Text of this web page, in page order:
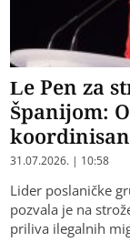
Le Pen za
Španijom:
31.07.2026. | 10:58
Lider poslaničke
pozvala je na
priliva ilegalnih